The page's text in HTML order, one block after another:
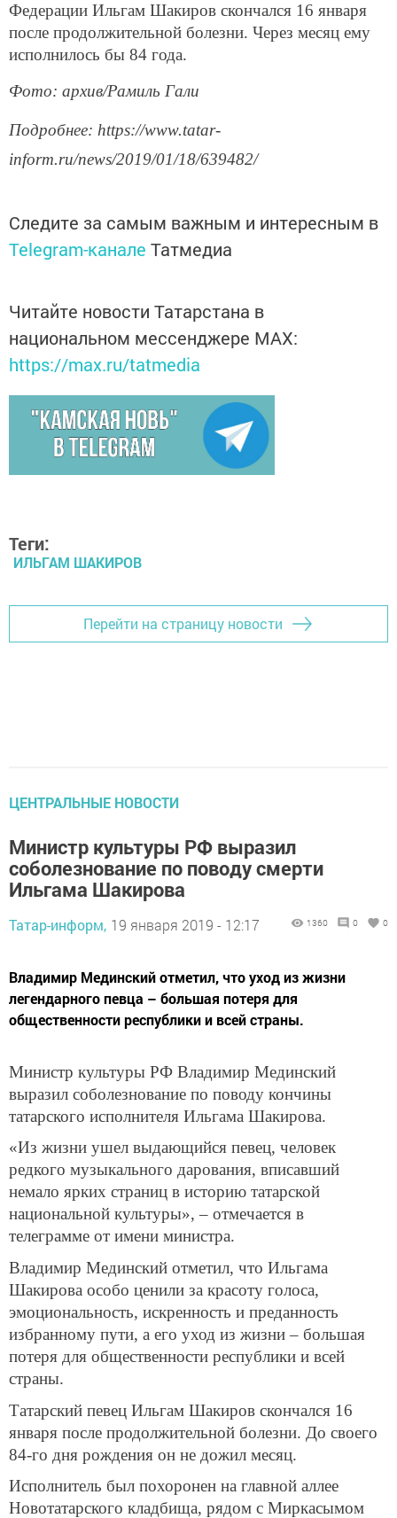
Федерации Ильгам Шакиров скончался 16 января
после продолжительной болезни. Через месяц ему
исполнилось бы 84 года.
Фото: архив/Рамиль Гали
Подробнее: https://www.tatar-
inform.ru/news/2019/01/18/639482/
Следите за самым важным и интересным в
Telegram-канале Татмедиа
Читайте новости Татарстана в
национальном мессенджере MАХ:
https://max.ru/tatmedia
Теги:
ИЛЬГАМ ШАКИРОВ
Перейти на страницу новости
ЦЕНТРАЛЬНЫЕ НОВОСТИ
Министр культуры РФ выразил
соболезнование по поводу смерти
Ильгама Шакирова
Татар-информ, 19 января 2019 - 12:17 1360 0 0
Владимир Мединский отметил, что уход из жизни
легендарного певца – большая потеря для
общественности республики и всей страны.
Министр культуры РФ Владимир Мединский
выразил соболезнование по поводу кончины
татарского исполнителя Ильгама Шакирова.
«Из жизни ушел выдающийся певец, человек
редкого музыкального дарования, вписавший
немало ярких страниц в историю татарской
национальной культуры», – отмечается в
телеграмме от имени министра.
Владимир Мединский отметил, что Ильгама
Шакирова особо ценили за красоту голоса,
эмоциональность, искренность и преданность
избранному пути, а его уход из жизни – большая
потеря для общественности республики и всей
страны.
Татарский певец Ильгам Шакиров скончался 16
января после продолжительной болезни. До своего
84-го дня рождения он не дожил месяц.
Исполнитель был похоронен на главной аллее
Новотатарского кладбища, рядом с Миркасымом